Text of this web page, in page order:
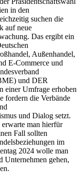
in den
suchen die
auf neue
Das ergibt ein
Außenhandel,
E-Commerce und
und DER
Umfrage erhoben
fordern die Verbände
und Dialog setzt.
man hierfür
Fall sollten
im
2024 wolle man
Unternehmen gehen,